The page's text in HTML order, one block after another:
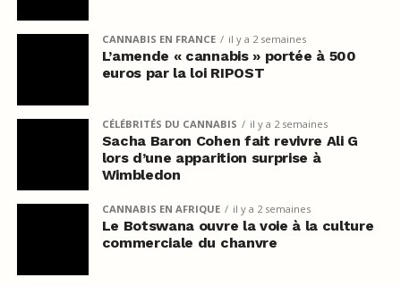
CANNABIS EN FRANCE il y a 2 semaines
L’amende « cannabis » portée à 500
euros par la loi RIPOST
CÉLÉBRITÉS DU CANNABIS il y a 2 semaines
Sacha Baron Cohen fait revivre Ali G
lors d’une apparition surprise à
Wimbledon
CANNABIS EN AFRIQUE il y a 2 semaines
Le Botswana ouvre la voie à la culture
commerciale du chanvre